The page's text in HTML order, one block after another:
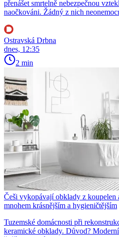
přenášet smrtelně nebezpečnou
naočkováni. Žádný z nich
Ostravská Drbna
dnes, 12:35
2 min
Češi vykopávají obklady z
mnohem krásnějším a hygieničtějším
Tuzemské domácnosti při
keramické obklady. Důvod?